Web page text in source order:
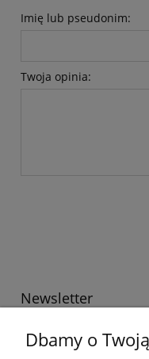
Imię lub pseudonim:
Twoja opinia:
Newsletter
informacje o
Dbamy o